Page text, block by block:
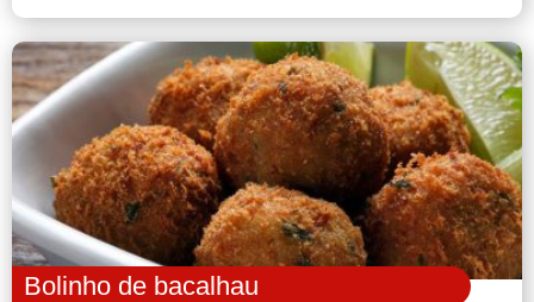
Bolinho de bacalhau